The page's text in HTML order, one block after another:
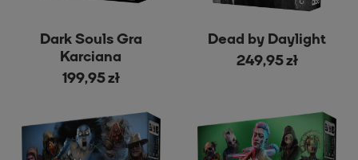
Dark Souls Gra
Karciana
199,95 zł
Dead by Daylight
249,95 zł